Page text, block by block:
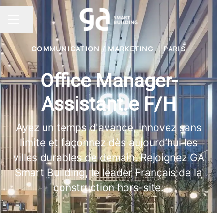
MENU CARRIÈRE
Partager la page
COMMUNICATION / MARKETING · PARIS
Office Manager-
Assistant.e F/H
Ayez un temps d'avance, innovez sans
limite et façonnez dès aujourd’hui les
villes durables de demain. Rejoignez GA
Smart Building, le leader Français de la
construction hors-site.